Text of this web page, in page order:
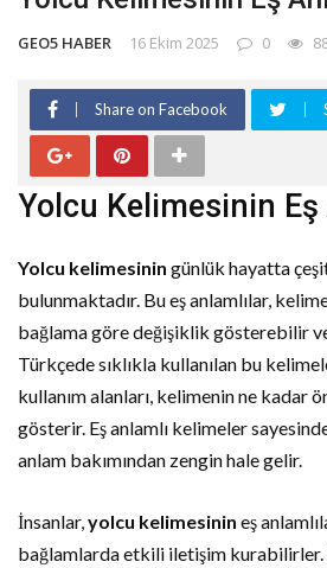
GEO5 HABER 16 Ekim 2025 0
Share on Facebook
Yolcu Kelimesinin Eş
Yolcu kelimesinin günlük hayatta
bulunmaktadır. Bu eş anlamlılar,
bağlama göre değişiklik gösterebilir
Türkçede sıklıkla kullanılan bu
kullanım alanları, kelimenin ne kadar
gösterir. Eş anlamlı kelimeler
anlam bakımından zengin hale gelir.
İnsanlar,yolcu kelimesinin eş
bağlamlarda etkili iletişim